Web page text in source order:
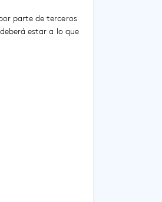
parte de terceros
estar a lo que